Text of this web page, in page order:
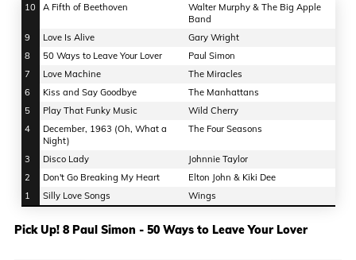
10 A Fifth of Beethoven
Walter Murphy & The Big Apple
Band
9
Love Is Alive
Gary Wright
8
50 Ways to Leave Your Lover
Paul Simon
7
Love Machine
The Miracles
6
Kiss and Say Goodbye
The Manhattans
5
Play That Funky Music
Wild Cherry
4
December, 1963 (Oh, What a
Night)
The Four Seasons
3 Disco Lady
Johnnie Taylor
2
Don't Go Breaking My Heart
Elton John & Kiki Dee
1
Silly Love Songs Wings
Pick Up! 8 Paul Simon - 50 Ways to Leave Your Lover